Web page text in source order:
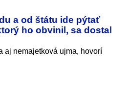
a od štátu ide pýtať
ho obvinil, sa dostal
aj nemajetková ujma, hovorí